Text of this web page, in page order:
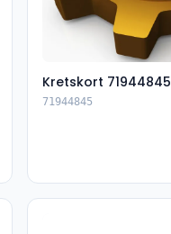
Kretskort 71944845
71944845